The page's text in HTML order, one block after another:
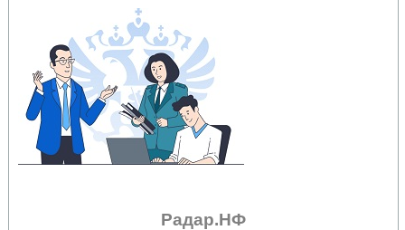
Радар.НФ